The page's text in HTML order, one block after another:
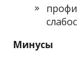
Минусы